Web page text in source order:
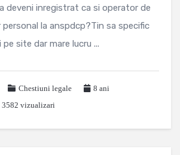
deveni inregistrat ca si operator de
la anspdcp?Tin sa specific
site dar mare lucru ...
Chestiuni legale
8 ani
3582 vizualizari